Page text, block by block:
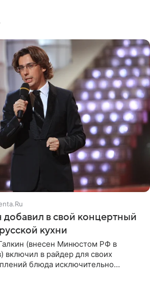
добавил в свой концертный
кухни
(внесен Минюстом РФ в
включил в райдер для своих
блюда исключительно